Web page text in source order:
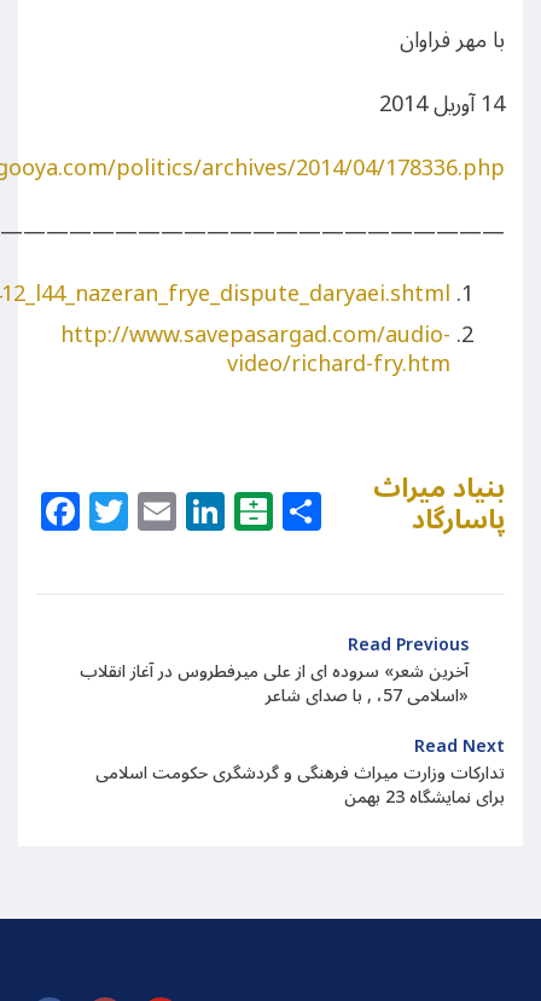
با مهر فراوان
14 آوریل 2014
politics/archives/2014/04/178336.php
http://www.savepasargad.com/audio-
video/richard-fry.htm
Facebook
Twitter
EmailLinkedIn
Balatarin
Share
بنیاد میراث
پاسارگاد
Read Previous
آخرین شعر» سروده ای از علی میرفطروس در آغاز انقلاب
اسلامی 57، , با صدای شاعر»
Read Next
تدارکات وزارت میراث فرهنگی و گردشگری حکومت اسلامی
برای نمایشگاه 23 بهمن